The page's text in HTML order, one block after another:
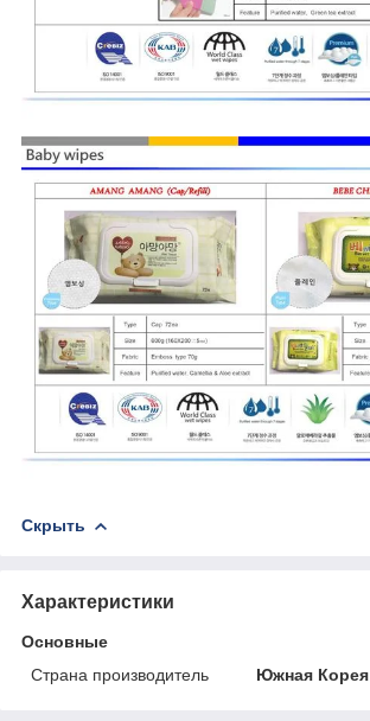
Скрыть
Характеристики
Основные
Страна производитель
Южная Корея